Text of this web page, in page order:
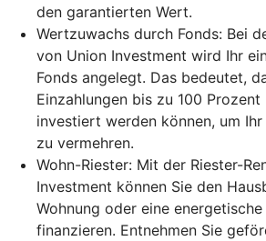
den garantierten Wert.
Wertzuwachs durch Fonds: Bei
von Union Investment wird Ihr
Fonds angelegt. Das bedeutet,
Einzahlungen bis zu 100
investiert werden können, um
zu vermehren.
Wohn-Riester: Mit der Riester-
Investment können Sie den
Wohnung oder eine energetische
finanzieren. Entnehmen Sie